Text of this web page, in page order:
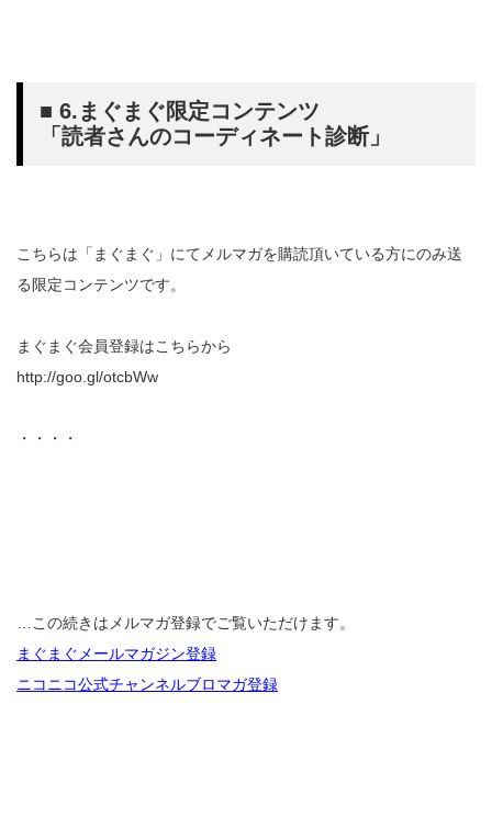
■ 6.まぐまぐ限定コンテンツ
「読者さんのコーディネート診断」
こちらは「まぐまぐ」にてメルマガを購読頂いている方にのみ送
る限定コンテンツです。
まぐまぐ会員登録はこちらから
http://goo.gl/otcbWw
・・・・
…この続きはメルマガ登録でご覧いただけます。
まぐまぐメールマガジン登録
ニコニコ公式チャンネルブロマガ登録